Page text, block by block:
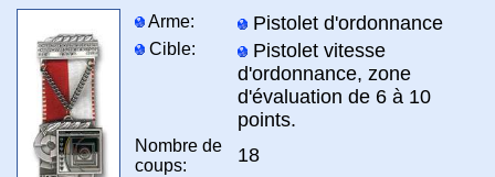
Arme: Pistolet d'ordonnance
Cible:
Pistolet vitesse
d'ordonnance, zone
d'évaluation de 6 à 10
points.
Nombre de
coups:
18